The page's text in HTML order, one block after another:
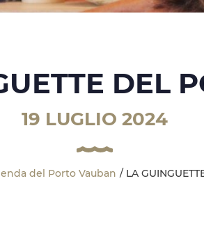
DEL
19 LUGLIO 2024
del Porto Vauban LA